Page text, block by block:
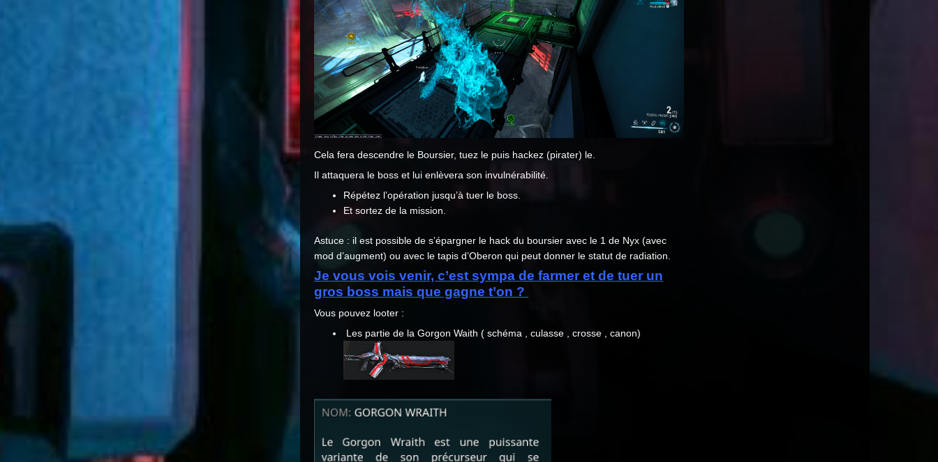
Cela fera descendre le Boursier, tuez le puis hackez (pirater) le.
Il attaquera le boss et lui enlèvera son invulnérabilité.
Répétez l’opération jusqu’à tuer le boss.
Et sortez de la mission.
Astuce : il est possible de s’épargner le hack du boursier avec le 1 de Nyx (avec
mod d’augment) ou avec le tapis d’Oberon qui peut donner le statut de radiation.
Je vous vois venir, c’est sympa de farmer et de tuer un
gros boss mais que gagne t’on ?
Vous pouvez looter :
Les partie de la Gorgon Waith ( schéma , culasse , crosse , canon)